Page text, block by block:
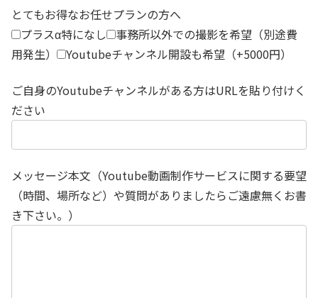
とてもお得なお任せプランの方へ
プラスα特になし
事務所以外での撮影を希望（別途費
用発生）
Youtubeチャンネル開設も希望（+5000円）
ご自身のYoutubeチャンネルがある方はURLを貼り付けく
ださい
メッセージ本文（Youtube動画制作サービスに関する要望
（時間、場所など）や質問がありましたらご遠慮無くお書
き下さい。）